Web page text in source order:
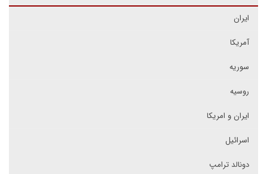
ایران
آمریکا
سوریه
روسیه
ایران و امریکا
اسرائیل
دونالد ترامپ